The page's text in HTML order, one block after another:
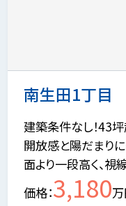
南生田1丁目
建築条件なし！43
開放感と陽だまり
面より一段高く、視
価格 3,180